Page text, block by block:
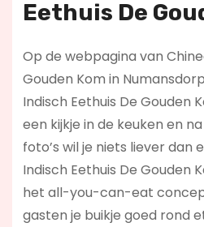
Eethuis De
Op de webpagina van
Gouden Kom in
Indisch Eethuis De Gouden
een kijkje in de keuken en
foto’s wil je niets liever dan
Indisch Eethuis De Gouden
het all-you-can-eat
gasten je buikje goed rond